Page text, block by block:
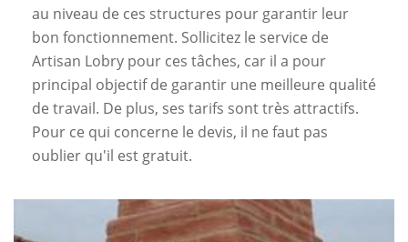
au niveau de ces structures pour garantir leur
bon fonctionnement. Sollicitez le service de
Artisan Lobry pour ces tâches, car il a pour
principal objectif de garantir une meilleure qualité
de travail. De plus, ses tarifs sont très attractifs.
Pour ce qui concerne le devis, il ne faut pas
oublier qu'il est gratuit.